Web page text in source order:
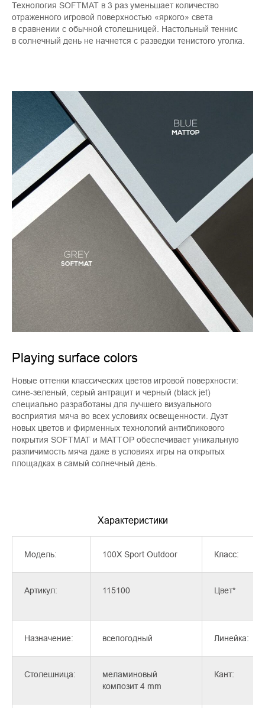
Технология SOFTMAT в 3 раз уменьшает количество
отраженного игровой поверхностью «яркого» света
в сравнении с обычной столешницей. Настольный теннис
в солнечный день не начнется с разведки тенистого уголка.
Playing surface colors
Новые оттенки классических цветов игровой поверхности:
сине-зеленый, серый антрацит и черный (black jet)
специально разработаны для лучшего визуального
восприятия мяча во всех условиях освещенности. Дуэт
новых цветов и фирменных технологий антибликового
покрытия SOFTMAT и MATTOP обеспечивает уникальную
различимость мяча даже в условиях игры на открытых
площадках в самый солнечный день.
Характеристики
Модель: 100X Sport Outdoor Класс:
Артикул: 115100 Цвет*
Назначение: всепогодный Линейка:
Столешница:
меламиновый
композит 4 mm
Кант: